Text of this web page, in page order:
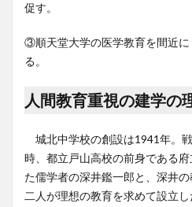
促す。
③順天堂大学の医学教育を間近
る。
人間教育重視の建学の
城北中学校の創設は1941年。
時、都立戸山高校の前身である
た儒学者の深井鑑一郎と、深井
二人が理想の教育を求めて設立